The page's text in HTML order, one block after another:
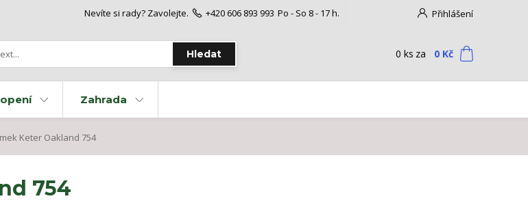
Přihlášení
Hledat
Nevíte si rady? Zavolejte. +420 606 893 993 Po - So 8 - 17 h.
0 ks za 0 Kč
Zahrada
Keter Oakland 754
754